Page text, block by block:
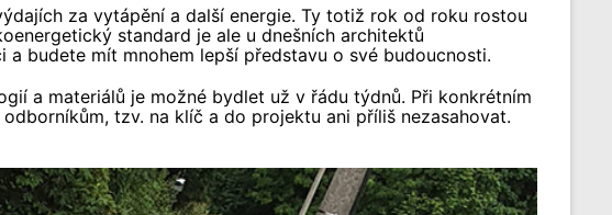
za vytápění a další energie. Ty totiž rok od roku rostou
standard je ale u dnešních architektů
budete mít mnohem lepší představu o své budoucnosti.
a materiálů je možné bydlet už v řádu týdnů. Při konkrétním
tzv. na klíč a do projektu ani příliš nezasahovat.